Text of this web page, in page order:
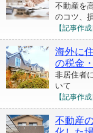
不動産を
のコツ、
【記事作成
海外に
の税金
非居住者
いて
【記事作成
不動産